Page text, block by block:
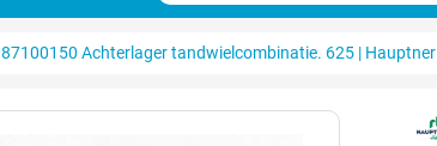
87100150 Achterlager tandwielcombinatie. 625 | Hauptner